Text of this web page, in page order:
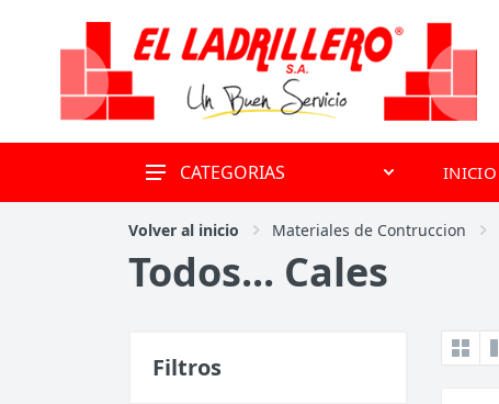
OFERTAS
Alquiler de volquetes y
obradores
Revestimientos
CATEGORIAS INICIO
Volver al inicio Materiales de Contruccion
Todos... Cales
Filtros